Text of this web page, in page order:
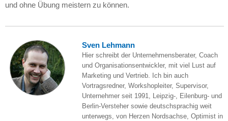
und ohne Übung meistern zu können.
Sven Lehmann
Hier schreibt der Unternehmensberater, Coach
und Organisationsentwickler, mit viel Lust auf
Marketing und Vertrieb. Ich bin auch
Vortragsredner, Workshopleiter, Supervisor,
Unternehmer seit 1991, Leipzig-, Eilenburg- und
Berlin-Versteher sowie deutschsprachig weit
unterwegs, von Herzen Nordsachse, Optimist in